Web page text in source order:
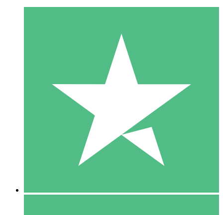
Individuelle Credit-Pakete
Zahlen Sie nach Bedarf mit Download-Credits. Keine
monatliche Verpflichtung erforderlich.
10 00